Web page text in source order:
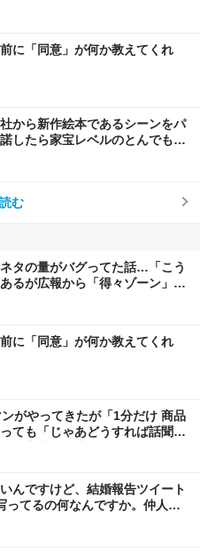
に「同意」が何か教えてくれ
から新作絵本であるシーンをパ
したら家宝レベルのとんでもな
む
タの量がバグってた話…「こう
るが広報から「得々ゾーン」と
に「同意」が何か教えてくれ
がやってきたが「1分だけ 商品
ても「じゃあどうすれば話聞い
る方法で解決することに
んですけど、結婚報告ツイート
ってるの何なんですか。仲人の